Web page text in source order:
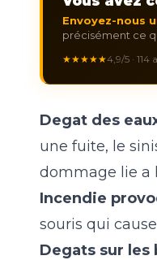
Envoyez-nous
précisément ce
★★★★★4,9/5 ·
Degat des
une fuite, le
dommage lie a
Incendie
souris qui
Degats sur